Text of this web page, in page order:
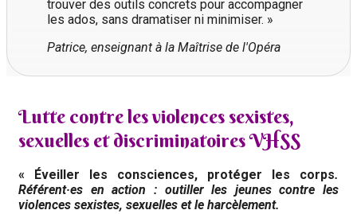
trouver des outils concrets pour accompagner
les ados, sans dramatiser ni minimiser. »
Patrice, enseignant à la Maîtrise de l'Opéra
Lutte contre les violences sexistes,
sexuelles et discriminatoires VHSS
« Éveiller les consciences, protéger les corps.
Référent·es en action : outiller les jeunes contre les
violences sexistes, sexuelles et le harcèlement.